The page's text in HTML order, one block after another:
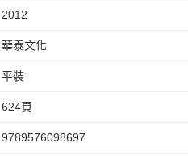
2012
華泰文化
平裝
624頁
9789576098697